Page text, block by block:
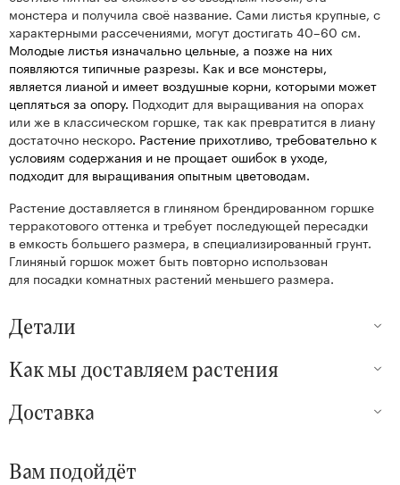
монстера и получила своё название. Сами листья крупные, с
характерными рассечениями, могут достигать 40–60 см.
Молодые листья изначально цельные, а позже на них
появляются типичные разрезы. Как и все монстеры,
является лианой и имеет воздушные корни, которыми может
цепляться за опору. Подходит для выращивания на опорах
или же в классическом горшке, так как превратится в лиану
достаточно нескоро. Растение прихотливо, требовательно к
условиям содержания и не прощает ошибок в уходе,
подходит для выращивания опытным цветоводам.
Растение доставляется в глиняном брендированном горшке
терракотового оттенка и требует последующей пересадки
в емкость большего размера, в специализированный грунт.
Глиняный горшок может быть повторно использован
для посадки комнатных растений меньшего размера.
Детали
Как мы доставляем растения
Доставка
Вам подойдёт